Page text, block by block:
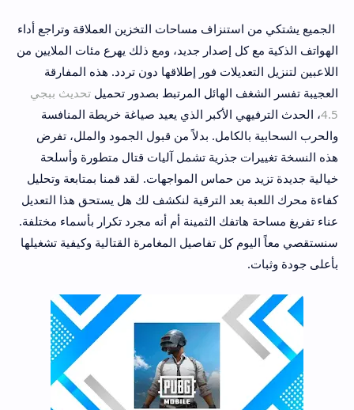
الجميع يشتكي من استنزاف مساحات التخزين العملاقة وتراجع أداء
الهواتف الذكية مع كل إصدار جديد، ومع ذلك يهرع مئات الملايين من
اللاعبين لتنزيل التعديلات فور إطلاقها دون تردد. هذه المفارقة
العجيبة تفسر الشغف الهائل المرتبط بصدور تحميل تحديث ببجي
4.5، الحدث الترفيهي الأكبر الذي يعيد صياغة خريطة المنافسة
والحرب السحابية بالكامل. بدلاً من قبول الجمود والملل، تفرض
هذه النسخة تغييرات جذرية تشمل آليات قتال متطورة وأسلحة
خيالية جديدة تزيد من حماس المواجهات. لقد قمنا بمتابعة وتحليل
كفاءة محرك اللعبة بعد الترقية لنكشف لك هل يستحق هذا التعديل
عناء تفريغ مساحة هاتفك الثمينة أم أنه مجرد تكرار بأسماء مختلفة.
سنستقصي معاً اليوم كل تفاصيل المغامرة القتالية وكيفية تشغيلها
بأعلى جودة وثبات.